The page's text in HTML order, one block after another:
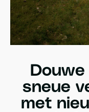
sneue
met